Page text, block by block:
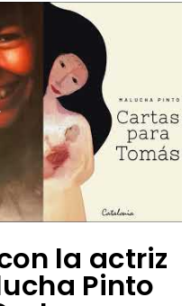
la actriz
Pinto